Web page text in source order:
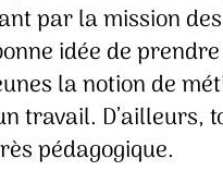
par la mission
idée de
la notion de
travail. D’ailleurs,
pédagogique.